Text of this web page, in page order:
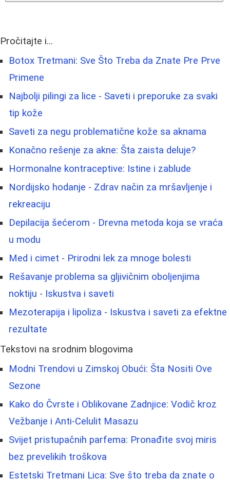
Pročitajte i...
Botox Tretmani: Sve Što Treba da Znate Pre Prve
Primene
Najbolji pilingi za lice - Saveti i preporuke za svaki
tip kože
Saveti za negu problematične kože sa aknama
Konačno rešenje za akne: Šta zaista deluje?
Hormonalne kontraceptive: Istine i zablude
Nordijsko hodanje - Zdrav način za mršavljenje i
rekreaciju
Depilacija šećerom - Drevna metoda koja se vraća
u modu
Med i cimet - Prirodni lek za mnoge bolesti
Rešavanje problema sa gljivičnim oboljenjima
noktiju - Iskustva i saveti
Mezoterapija i lipoliza - Iskustva i saveti za efektne
rezultate
Tekstovi na srodnim blogovima
Modni Trendovi u Zimskoj Obući: Šta Nositi Ove
Sezone
Kako do Čvrste i Oblikovane Zadnjice: Vodič kroz
Vežbanje i Anti-Celulit Masazu
Svijet pristupačnih parfema: Pronađite svoj miris
bez prevelikih troškova
Estetski Tretmani Lica: Sve što treba da znate o